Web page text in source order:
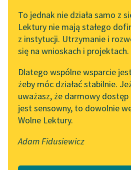
online z tłumaczkami
literatury skandynawskiej
Spotkanie z Katarzyną
Tunkiel w Oslo
102. lata temu zmarł
Joseph Conrad
Blog
To jednak nie działa samo z
Lektury nie mają stałego
z instytucji. Utrzymanie i
się na wnioskach i projektach.
Dlatego wspólne wsparcie
żeby móc działać stabilnie.
uważasz, że darmowy
jest sensowny, to dowolnie
Wolne Lektury.
Adam Fidusiewicz